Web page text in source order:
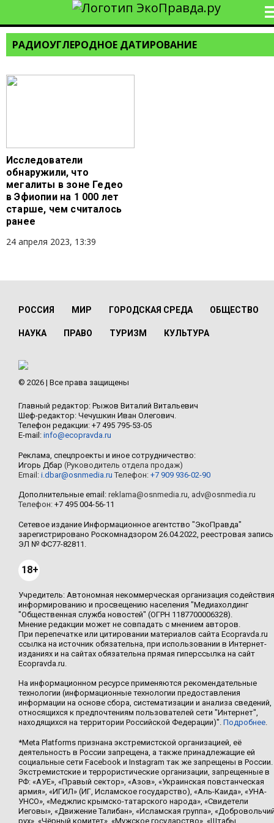
РАДИОУГЛЕРОДНОЕ ДАТИРОВАНИЕ
Исследователи
обнаружили, что
мегалиты в зоне Гедео
в Эфиопии на 1 000 лет
старше, чем считалось
ранее
24 апреля 2023, 13:39
РОССИЯ МИР ГОРОДСКАЯ СРЕДА ОБЩЕСТВО
НАУКА ПРАВО ТУРИЗМ КУЛЬТУРА
© 2026 | Все права защищены
Главный редактор: Рыжов Виталий Витальевич
Шеф-редактор: Чечушкин Иван Олегович.
Телефон редакции: +7 495 795-53-05
E-mail: info@ecopravda.ru
Реклама, спецпроекты и иное сотрудничество:
Игорь Дбар (Руководитель отдела продаж)
Email: i.dbar@osnmedia.ru Телефон: +7 909 936-02-90
Дополнительные email: reklama@osnmedia.ru, adv@osnmedia.ru
Телефон: +7 495 004-56-11
Сетевое издание Информационное агентство "ЭкоПравда"
зарегистрировано Роскомнадзором 26.04.2022, реестровая запись
ЭЛ № ФС77-82811.
18+
Учредитель: Автономная некоммерческая организация содействия
информированию и просвещению населения "Медиахолдинг
"Общественная служба новостей" (ОГРН 1187700006328).
Мнение редакции может не совпадать с мнением авторов.
При перепечатке или цитировании материалов сайта Ecopravda.ru
ссылка на источник обязательна, при использовании в Интернет-
изданиях и на сайтах обязательна прямая гиперссылка на сайт
Ecopravda.ru.
На информационном ресурсе применяются рекомендательные
технологии (информационные технологии предоставления
информации на основе сбора, систематизации и анализа сведений,
относящихся к предпочтениям пользователей сети "Интернет",
находящихся на территории Российской Федерации)". Подробнее.
*Meta Platforms признана экстремистской организацией, её
деятельность в России запрещена, а также принадлежащие ей
социальные сети Facebook и Instagram так же запрещены в России.
Экстремистские и террористические организации, запрещенные в
РФ: «АУЕ», «Правый сектор», «Азов», «Украинская повстанческая
армия», «ИГИЛ» (ИГ, Исламское государство), «Аль-Каида», «УНА-
УНСО», «Меджлис крымско-татарского народа», «Свидетели
Иеговы», «Движение Талибан», «Исламская группа»,
рух», «Чёрный комитет», «Мужское государство», «Штабы